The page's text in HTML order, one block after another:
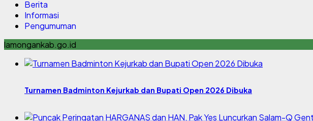
Berita
Informasi
Pengumuman
lamongankab.go.id
Turnamen Badminton Kejurkab dan Bupati Open 2026 Dibuka